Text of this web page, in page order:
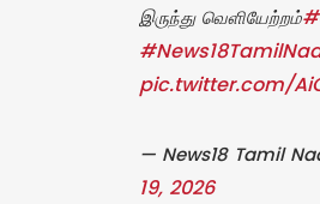
இருந்து வெளியேற்றம்
pic.twitter.com/
— News18 Tamil
19, 2026